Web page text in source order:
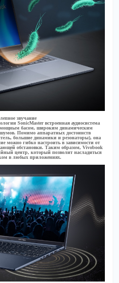
звучание
SonicMaster встроенная аудиосистема
мощным басом, широким динамическим
Помимо аппаратных достоинств
большие динамики и резонаторы), она
можно гибко настроить в зависимости от
обстановки. Таким образом, Vivobook
центр, который позволит насладиться
в любых приложениях.